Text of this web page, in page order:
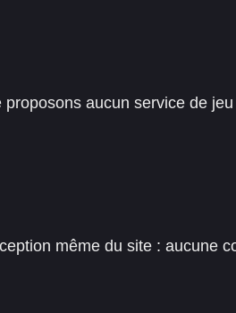
aucun service de
même du site : aucune